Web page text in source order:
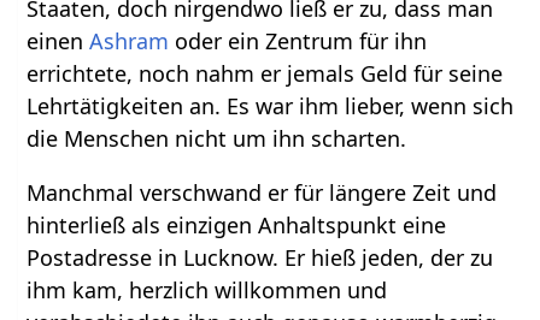
Staaten, doch nirgendwo ließ er zu, dass man
einenAshram oder ein Zentrum für ihn
errichtete, noch nahm er jemals Geld für seine
Lehrtätigkeiten an. Es war ihm lieber, wenn sich
die Menschen nicht um ihn scharten.
Manchmal verschwand er für längere Zeit und
hinterließ als einzigen Anhaltspunkt eine
Postadresse in Lucknow. Er hieß jeden, der zu
ihm kam, herzlich willkommen und